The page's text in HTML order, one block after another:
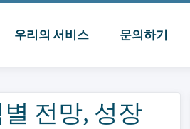
우리의 서비스 문의하기
전망, 성장